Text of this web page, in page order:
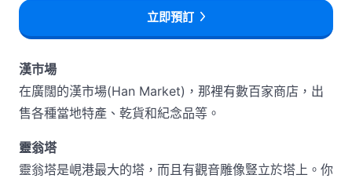
立即預訂
漢市場
在廣闊的漢市場(Han Market)，那裡有數百家商店，出
售各種當地特產、乾貨和紀念品等。
靈翁塔
靈翁塔是峴港最大的塔，而且有觀音雕像豎立於塔上。你